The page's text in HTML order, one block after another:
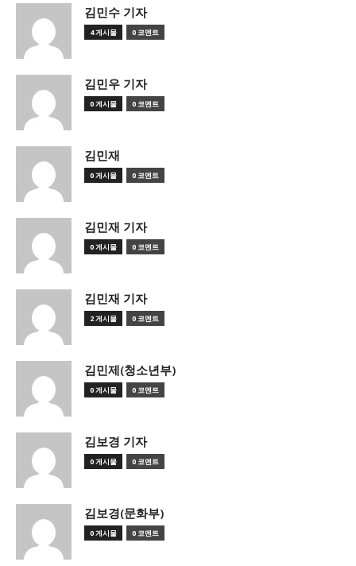
김민수 기자
4 게시물 0 코멘트
김민우 기자
0 게시물 0 코멘트
김민재
0 게시물 0 코멘트
김민재 기자
0 게시물 0 코멘트
김민재 기자
2 게시물 0 코멘트
김민제(청소년부)
0 게시물 0 코멘트
김보경 기자
0 게시물 0 코멘트
김보경(문화부)
0 게시물 0 코멘트